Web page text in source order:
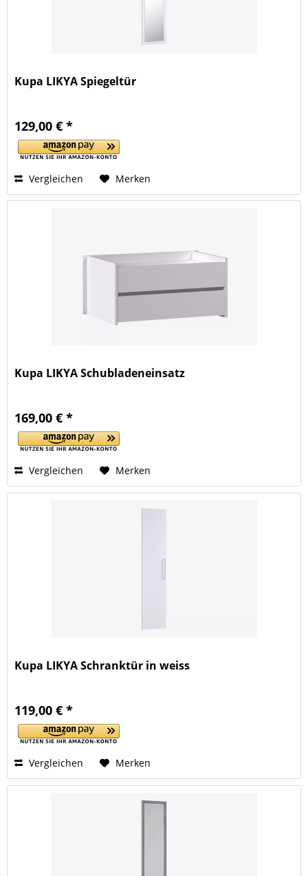
Kupa LIKYA Spiegeltür
129,00 € *
Vergleichen Merken
Kupa LIKYA Schubladeneinsatz
169,00 € *
Vergleichen Merken
Kupa LIKYA Schranktür in weiss
119,00 € *
Vergleichen Merken